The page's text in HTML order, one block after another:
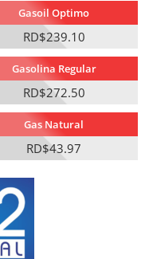
Gasoil Optimo
RD$239.10
Gasolina Regular
RD$272.50
Gas Natural
RD$43.97